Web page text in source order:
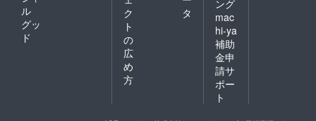
ル
グッ
ド
ク
ト
の
広
め
方
タ
ング
mac
hi-ya
補助
金申
請サ
ポー
ト